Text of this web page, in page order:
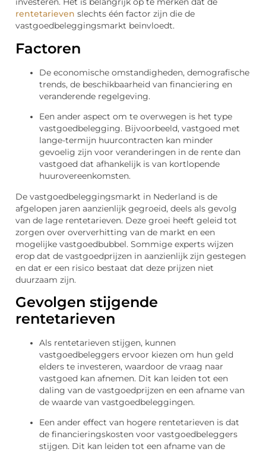
investeren. Het is belangrijk op te merken dat de
rentetarieven slechts één factor zijn die de
vastgoedbeleggingsmarkt beïnvloedt.
Factoren
De economische omstandigheden, demografische
trends, de beschikbaarheid van financiering en
veranderende regelgeving.
Een ander aspect om te overwegen is het type
vastgoedbelegging. Bijvoorbeeld, vastgoed met
lange-termijn huurcontracten kan minder
gevoelig zijn voor veranderingen in de rente dan
vastgoed dat afhankelijk is van kortlopende
huurovereenkomsten.
De vastgoedbeleggingsmarkt in Nederland is de
afgelopen jaren aanzienlijk gegroeid, deels als gevolg
van de lage rentetarieven. Deze groei heeft geleid tot
zorgen over oververhitting van de markt en een
mogelijke vastgoedbubbel. Sommige experts wijzen
erop dat de vastgoedprijzen in aanzienlijk zijn gestegen
en dat er een risico bestaat dat deze prijzen niet
duurzaam zijn.
Gevolgen stijgende
rentetarieven
Als rentetarieven stijgen, kunnen
vastgoedbeleggers ervoor kiezen om hun geld
elders te investeren, waardoor de vraag naar
vastgoed kan afnemen. Dit kan leiden tot een
daling van de vastgoedprijzen en een afname van
de waarde van vastgoedbeleggingen.
Een ander effect van hogere rentetarieven is dat
de financieringskosten voor vastgoedbeleggers
stijgen. Dit kan leiden tot een afname van de